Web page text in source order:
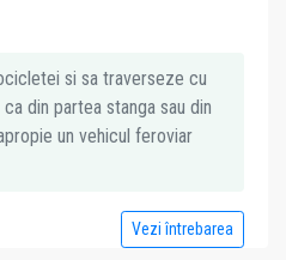
si sa traverseze cu
din partea stanga sau din
un vehicul feroviar
Vezi întrebarea